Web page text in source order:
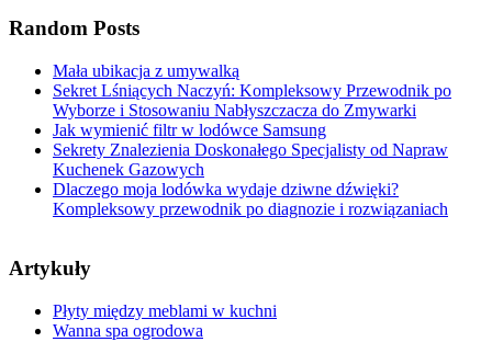
Random Posts
Mała ubikacja z umywalką
Sekret Lśniących Naczyń: Kompleksowy Przewodnik po
Wyborze i Stosowaniu Nabłyszczacza do Zmywarki
Jak wymienić filtr w lodówce Samsung
Sekrety Znalezienia Doskonałego Specjalisty od Napraw
Kuchenek Gazowych
Dlaczego moja lodówka wydaje dziwne dźwięki?
Kompleksowy przewodnik po diagnozie i rozwiązaniach
Artykuły
Płyty między meblami w kuchni
Wanna spa ogrodowa